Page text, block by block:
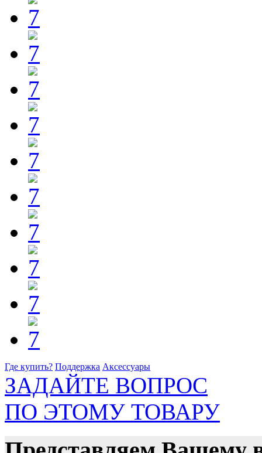
Где купить? Поддержка Аксессуары
ЗАДАЙТЕ ВОПРОС
ПО ЭТОМУ ТОВАРУ